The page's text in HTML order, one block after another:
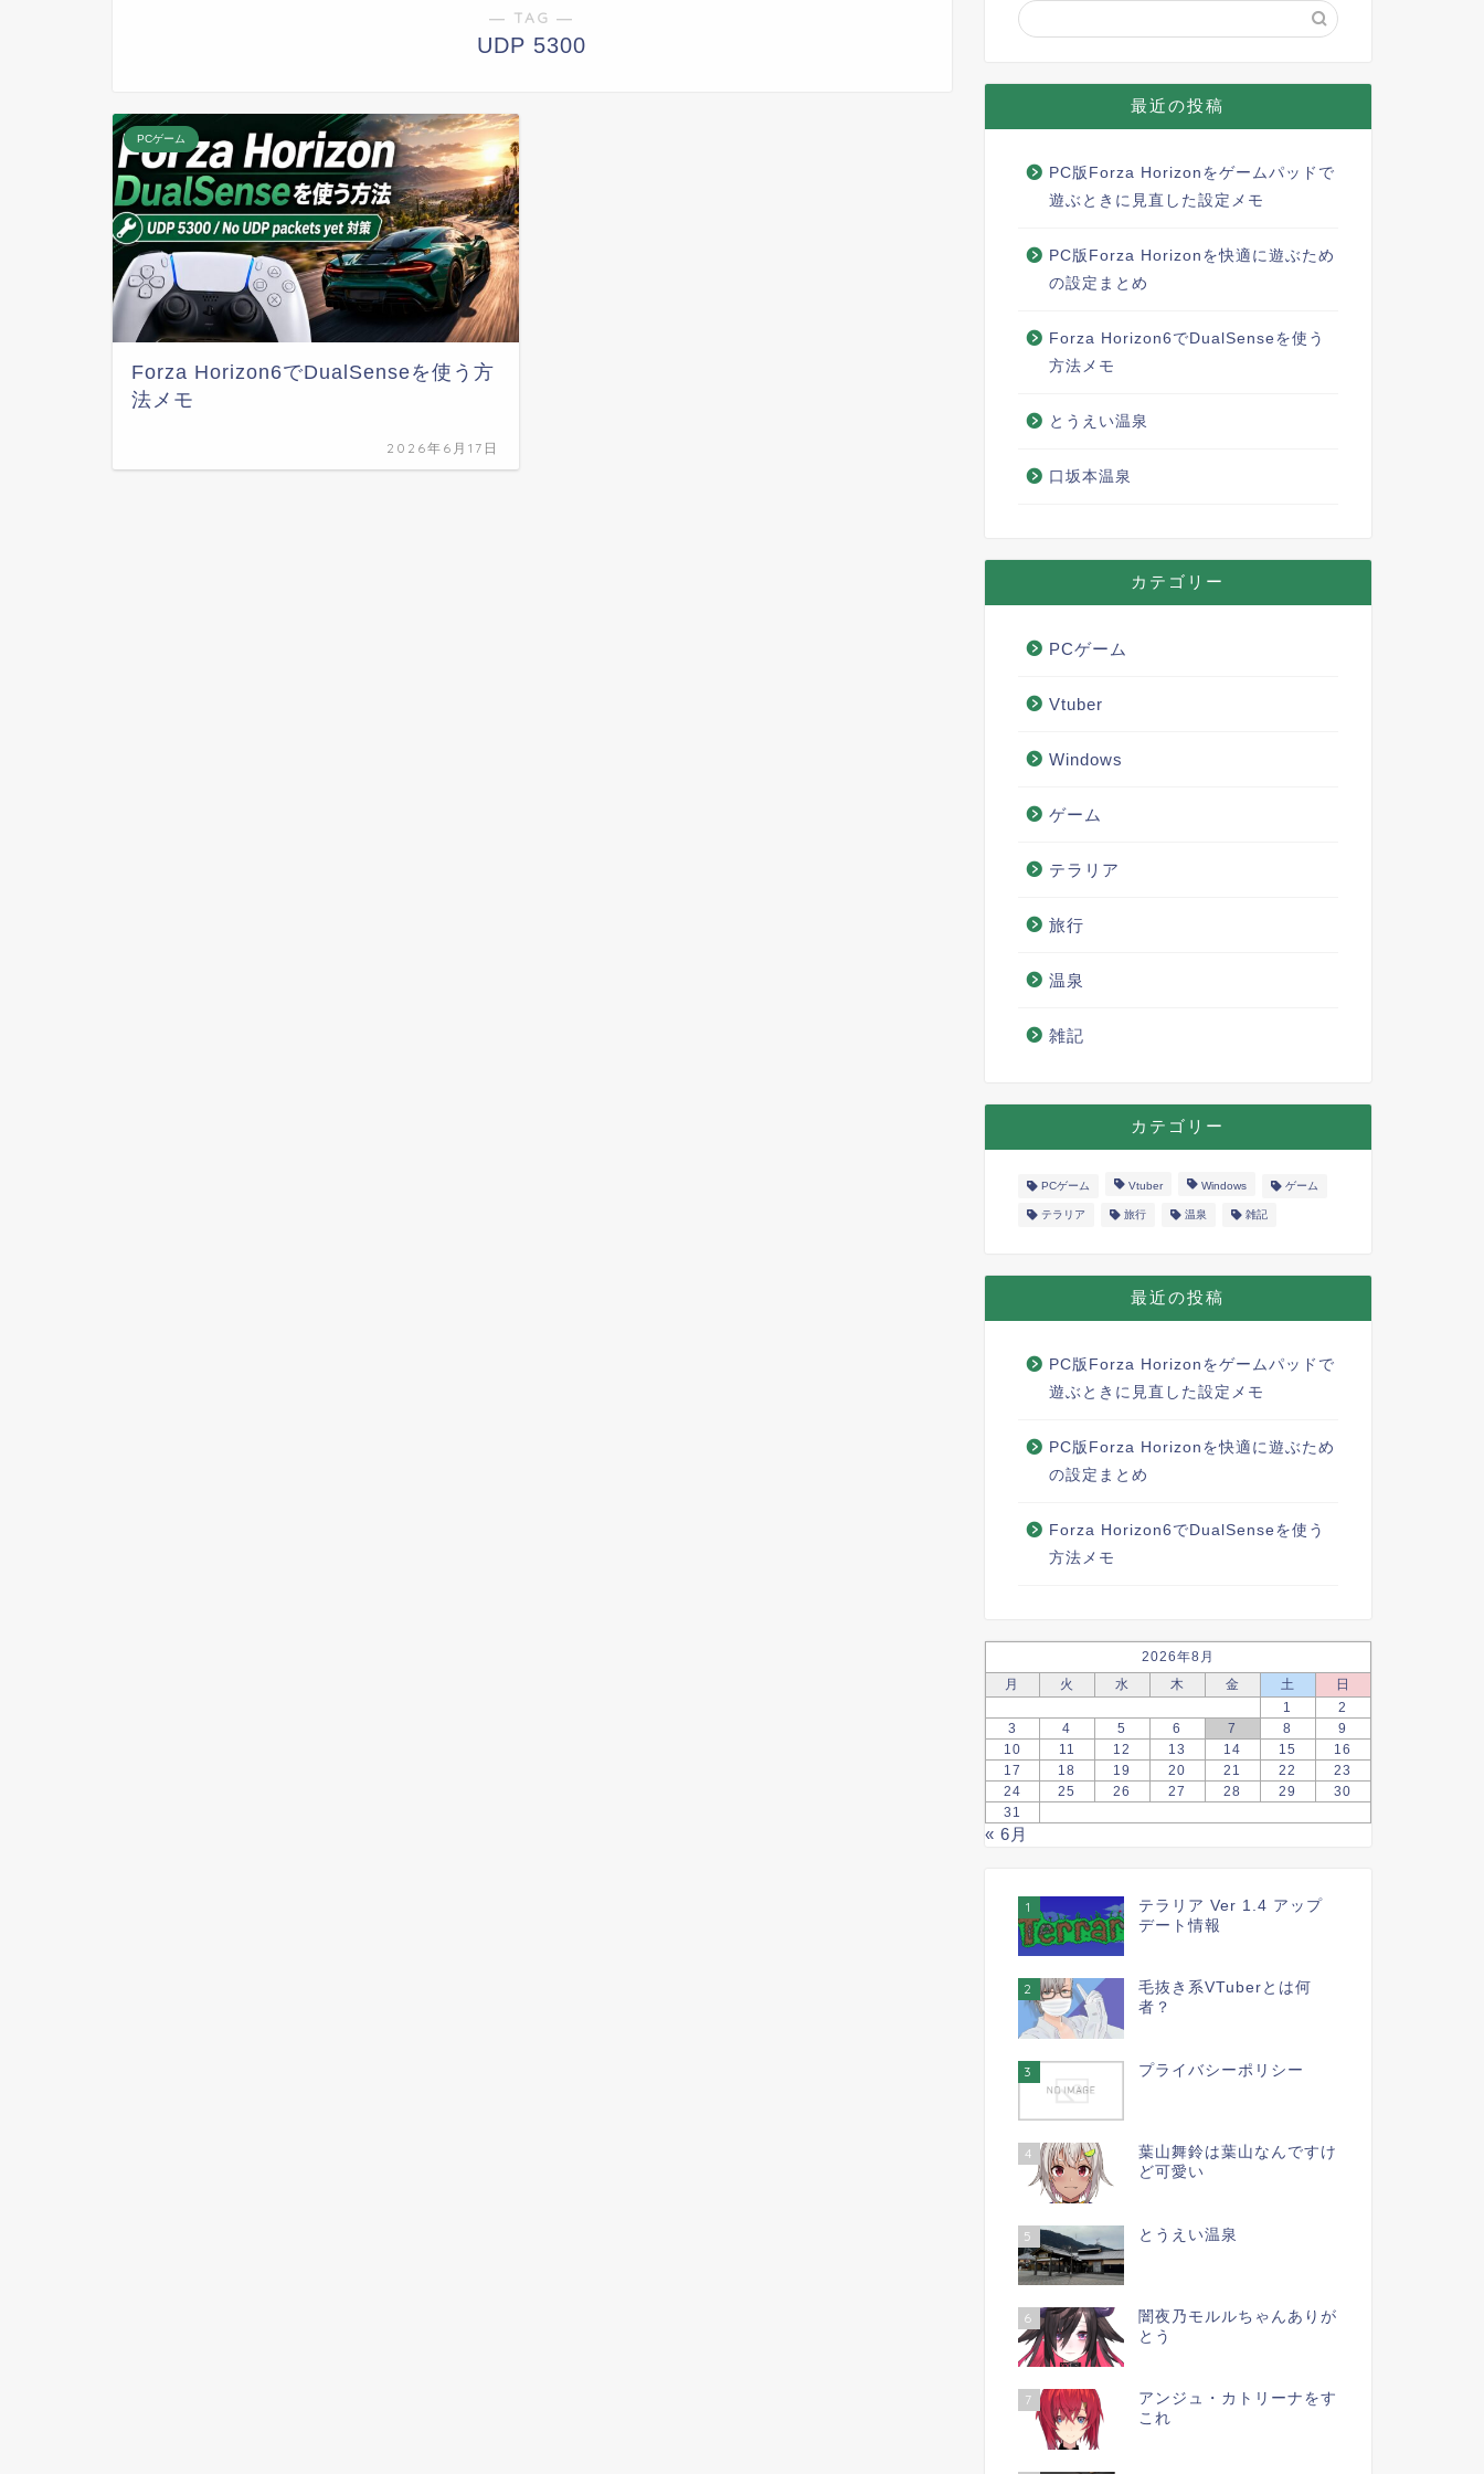
― TAG ―
UDP 5300
PCゲーム
Forza Horizon6でDualSenseを使う方
法メモ
2026年6月17日
最近の投稿
PC版Forza Horizonをゲームパッドで
遊ぶときに見直した設定メモ
PC版Forza Horizonを快適に遊ぶため
の設定まとめ
Forza Horizon6でDualSenseを使う
方法メモ
とうえい温泉
口坂本温泉
カテゴリー
PCゲーム
Vtuber
Windows
ゲーム
テラリア
旅行
温泉
雑記
カテゴリー
PCゲーム Vtuber Windows ゲーム
テラリア 旅行 温泉 雑記
最近の投稿
PC版Forza Horizonをゲームパッドで
遊ぶときに見直した設定メモ
PC版Forza Horizonを快適に遊ぶため
の設定まとめ
Forza Horizon6でDualSenseを使う
方法メモ
2026年8月
月
火 水 木 金 土
日
1
2
3
4 5 6 7 8
9
10
11 12 13 14 15
16
17
18 19 20 21 22
23
24
25 26 27 28 29
30
31
« 6月
1
テラリア Ver 1.4 アップ
デート情報
2
毛抜き系VTuberとは何
者？
3 プライバシーポリシー
4
葉山舞鈴は葉山なんですけ
ど可愛い
5 とうえい温泉
6
闇夜乃モルルちゃんありが
とう
7
アンジュ・カトリーナをす
これ